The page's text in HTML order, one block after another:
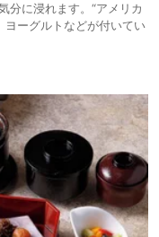
分に浸れます。“アメリカ
ヨーグルトなどが付いてい